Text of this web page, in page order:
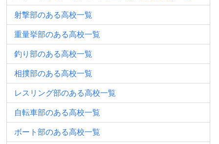
射撃部のある高校一覧
重量挙部のある高校一覧
釣り部のある高校一覧
相撲部のある高校一覧
レスリング部のある高校一覧
自転車部のある高校一覧
ボート部のある高校一覧